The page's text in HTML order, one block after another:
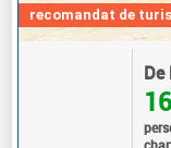
recomandat de
De